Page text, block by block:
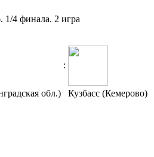
1/4 финала. 2 игра
:
обл.) Кузбасс (Кемерово)